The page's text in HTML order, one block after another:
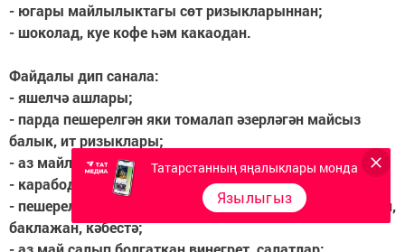
- югары майлылыктагы сөт ризыкларыннан;
- шоколад, куе кофе һәм какаодан.
Файдалы дип санала:
- яшелчә ашлары;
- парда пешерелгән яки томалап әзерләгән майсыз
балык, ит ризыклары;
- аз майлылыктагы сөт ризыклары;
- карабодай, солы ярмасы, тары боткасы;
- пешерелгән яки чи килеш яшелчәләр – кабак, кабачки,
баклажан, кәбестә;
Татарстанның яңалыклары монда
Язылыгыз